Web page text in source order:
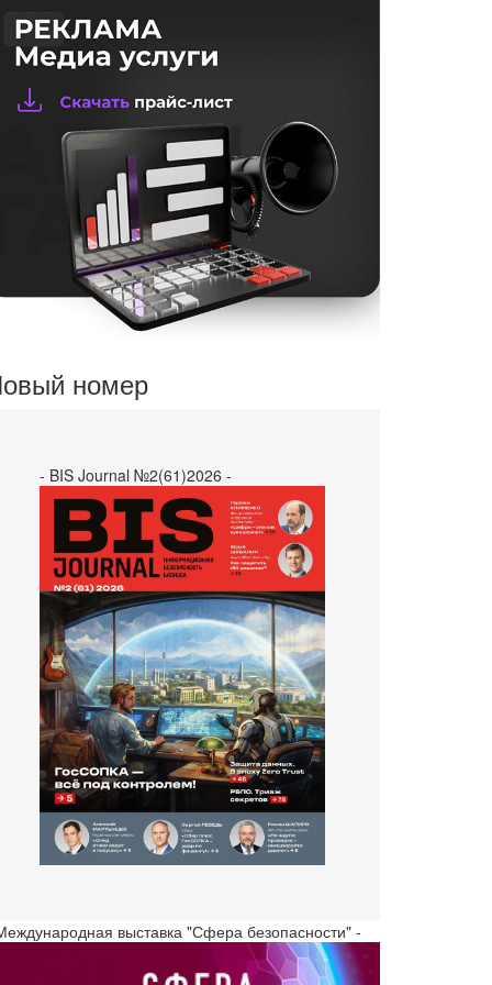
номер
- BIS Journal №2(61)2026 -
выставка "Сфера безопасности" -